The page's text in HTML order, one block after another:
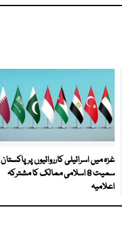
غزہ میں اسرائیلی کارروائیوں پر پاکستان
سمیت 8 اسلامی ممالک کا مشترکہ
اعلامیہ